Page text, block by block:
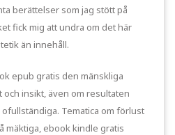
berättelser som jag stött på
fick mig att undra om det här
än innehåll.
epub gratis den mänskliga
insikt, även om resultaten
Tematica om förlust
mäktiga, ebook kindle gratis